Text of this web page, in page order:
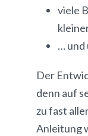
viele
… und
Der
denn auf
zu fast
Anleitung